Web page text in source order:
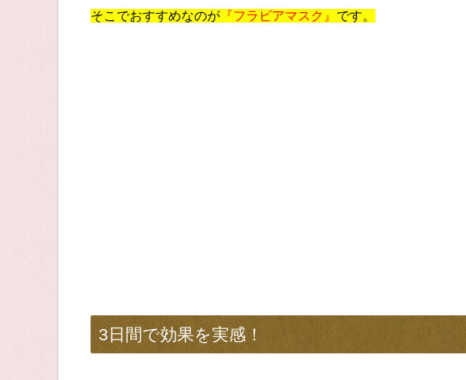
そこでおすすめなのが 『フラビアマスク』 です。
3日間で効果を実感！